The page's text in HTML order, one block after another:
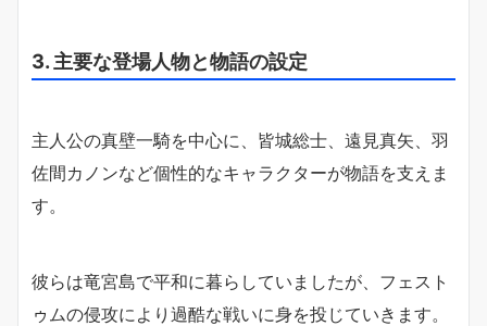
3. 主要な登場人物と物語の設定
主人公の真壁一騎を中心に、皆城総士、遠見真矢、羽
佐間カノンなど個性的なキャラクターが物語を支えま
す。
彼らは竜宮島で平和に暮らしていましたが、フェスト
ゥムの侵攻により過酷な戦いに身を投じていきます。